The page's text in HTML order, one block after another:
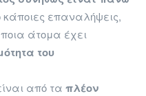
επαναλήψεις,
άτομα έχει
του
από τα πλέον